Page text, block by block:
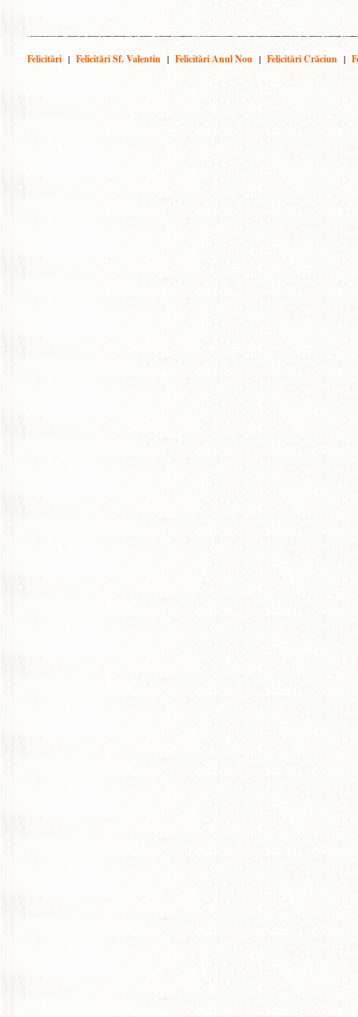
Felicitări | Felicitări Sf. Valentin | Felicitări Anul Nou | Felicitări Crăciun |